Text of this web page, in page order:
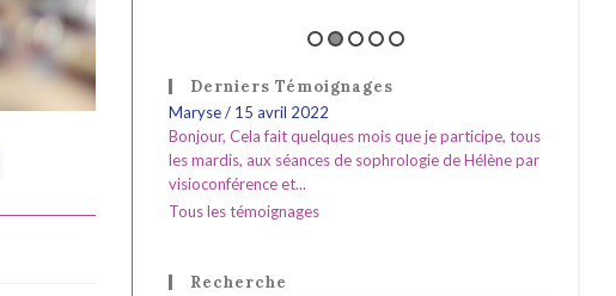
Derniers Témoignages
Maryse/ 15 avril 2022
Bonjour, Cela fait quelques mois que je participe, tous
les mardis, aux séances de sophrologie de Hélène par
visioconférence et...
Gisèle/30 janvier 2022
Hélène Coutand est une thérapeute agréable et
investie qui m'a initiée à la numérologie avec
beaucoup de patience et de...
Tous les témoignages
Recherche